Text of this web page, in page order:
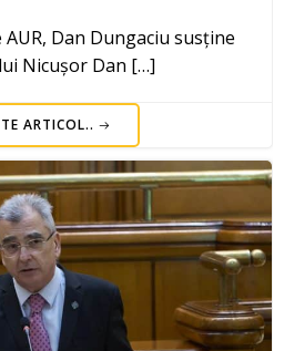
Dan Dungaciu susține
Nicușor Dan […]
ARTICOL..